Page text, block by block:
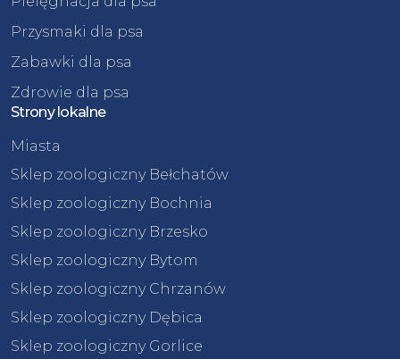
Przysmaki dla psa
Zabawki dla psa
Zdrowie dla psa
Strony lokalne
Miasta
Sklep zoologiczny Bełchatów
Sklep zoologiczny Bochnia
Sklep zoologiczny Brzesko
Sklep zoologiczny Bytom
Sklep zoologiczny Chrzanów
Sklep zoologiczny Dębica
Sklep zoologiczny Gorlice